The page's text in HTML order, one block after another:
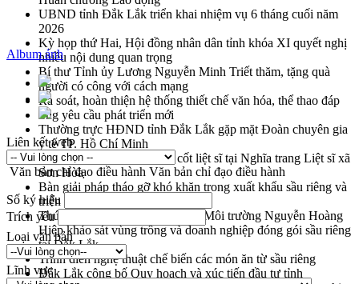
UBND tỉnh Đắk Lắk triển khai nhiệm vụ 6 tháng cuối năm
2026
Kỳ họp thứ Hai, Hội đồng nhân dân tỉnh khóa XI quyết nghị
nhiều nội dung quan trọng
Bí thư Tỉnh ủy Lương Nguyễn Minh Triết thăm, tặng quà
người có công với cách mạng
Rà soát, hoàn thiện hệ thống thiết chế văn hóa, thể thao đáp
ứng yêu cầu phát triển mới
Thường trực HĐND tỉnh Đắk Lắk gặp mặt Đoàn chuyên gia
y tế TP. Hồ Chí Minh
Lễ truy điệu và an táng hài cốt liệt sĩ tại Nghĩa trang Liệt sĩ xã
Sơn Hòa
Bàn giải pháp tháo gỡ khó khăn trong xuất khẩu sầu riêng và
triển khai quy định EUDR
Thứ trưởng Bộ Nông nghiệp và Môi trường Nguyễn Hoàng
Hiệp khảo sát vùng trồng và doanh nghiệp đóng gói sầu riêng
tại Đắk Lắk
Trình diễn nghệ thuật chế biến các món ăn từ sầu riêng
Đắk Lắk công bố Quy hoạch và xúc tiến đầu tư tỉnh
Album ảnh
Liên kết web
Văn bản chỉ đạo điều hành Văn bản chỉ đạo điều hành
Số ký hiệu
Trích yếu
Loại văn bản
Lĩnh vực